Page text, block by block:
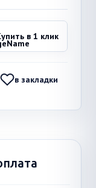
в 1 клик
в закладки